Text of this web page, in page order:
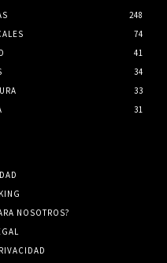
248
74
41
34
33
31
NOSOTROS?